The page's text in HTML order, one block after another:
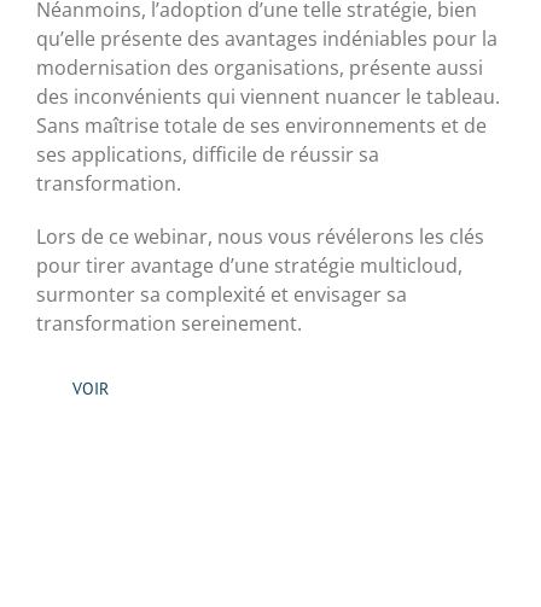
Néanmoins, l’adoption d’une telle stratégie, bien
qu’elle présente des avantages indéniables pour la
modernisation des organisations, présente aussi
des inconvénients qui viennent nuancer le tableau.
Sans maîtrise totale de ses environnements et de
ses applications, difficile de réussir sa
transformation.
Lors de ce webinar, nous vous révélerons les clés
pour tirer avantage d’une stratégie multicloud,
surmonter sa complexité et envisager sa
transformation sereinement.
VOIR